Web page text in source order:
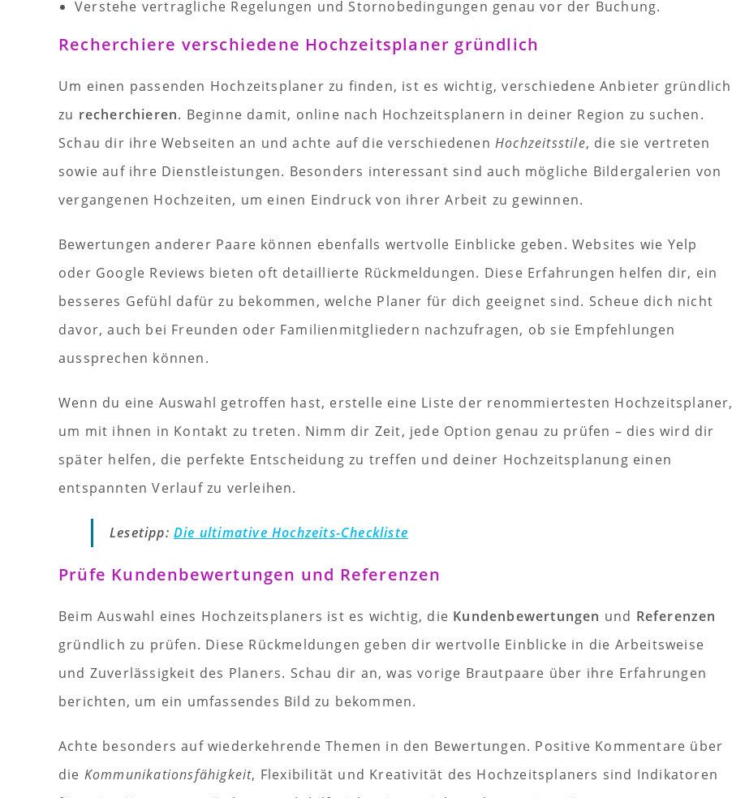
Verstehe vertragliche Regelungen und Stornobedingungen genau vor der Buchung.
Recherchiere verschiedene Hochzeitsplaner gründlich
Um einen passenden Hochzeitsplaner zu finden, ist es wichtig, verschiedene Anbieter gründlich
zu recherchieren. Beginne damit, online nach Hochzeitsplanern in deiner Region zu suchen.
Schau dir ihre Webseiten an und achte auf die verschiedenenHochzeitsstile, die sie vertreten
sowie auf ihre Dienstleistungen. Besonders interessant sind auch mögliche Bildergalerien von
vergangenen Hochzeiten, um einen Eindruck von ihrer Arbeit zu gewinnen.
Bewertungen anderer Paare können ebenfalls wertvolle Einblicke geben. Websites wie Yelp
oder Google Reviews bieten oft detaillierte Rückmeldungen. Diese Erfahrungen helfen dir, ein
besseres Gefühl dafür zu bekommen, welche Planer für dich geeignet sind. Scheue dich nicht
davor, auch bei Freunden oder Familienmitgliedern nachzufragen, ob sie Empfehlungen
aussprechen können.
Wenn du eine Auswahl getroffen hast, erstelle eine Liste der renommiertesten Hochzeitsplaner,
um mit ihnen in Kontakt zu treten. Nimm dir Zeit, jede Option genau zu prüfen – dies wird dir
später helfen, die perfekte Entscheidung zu treffen und deiner Hochzeitsplanung einen
entspannten Verlauf zu verleihen.
Lesetipp: Die ultimative Hochzeits-Checkliste
Prüfe Kundenbewertungen und Referenzen
Beim Auswahl eines Hochzeitsplaners ist es wichtig, die Kundenbewertungen und Referenzen
gründlich zu prüfen. Diese Rückmeldungen geben dir wertvolle Einblicke in die Arbeitsweise
und Zuverlässigkeit des Planers. Schau dir an, was vorige Brautpaare über ihre Erfahrungen
berichten, um ein umfassendes Bild zu bekommen.
Achte besonders auf wiederkehrende Themen in den Bewertungen. Positive Kommentare über
die Kommunikationsfähigkeit, Flexibilität und Kreativität des Hochzeitsplaners sind Indikatoren